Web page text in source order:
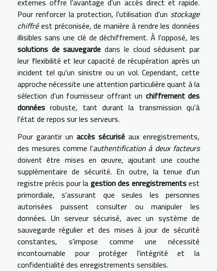
Pour renforcer la protection, l'utilisation d'un stockage
chiffréest préconisée, de manière à rendre les données
illisibles sans une clé de déchiffrement. À l'opposé, les
solutions de sauvegarde dans le cloud séduisent par
leur flexibilité et leur capacité de récupération après un
incident tel qu'un sinistre ou un vol. Cependant, cette
approche nécessite une attention particulière quant à la
sélection d'un fournisseur offrant un chiffrement des
données robuste, tant durant la transmission qu'à
l'état de repos sur les serveurs.
Pour garantir un accès sécurisé aux enregistrements,
des mesures comme l'authentification à deux facteurs
doivent être mises en œuvre, ajoutant une couche
supplémentaire de sécurité. En outre, la tenue d'un
registre précis pour la gestion des enregistrementsest
primordiale, s'assurant que seules les personnes
autorisées puissent consulter ou manipuler les
données. Un serveur sécurisé, avec un système de
sauvegarde régulier et des mises à jour de sécurité
constantes, s'impose comme une nécessité
incontournable pour protéger l'intégrité et la
confidentialité des enregistrements sensibles.